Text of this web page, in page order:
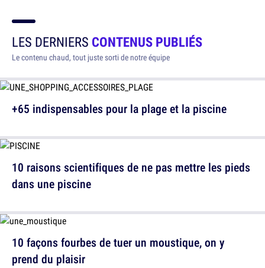
LES DERNIERS CONTENUS PUBLIÉS
Le contenu chaud, tout juste sorti de notre équipe
+65 indispensables pour la plage et la piscine
10 façons fourbes de tuer un moustique, on y
prend du plaisir
10 raisons scientifiques de ne pas mettre les pieds
dans une piscine